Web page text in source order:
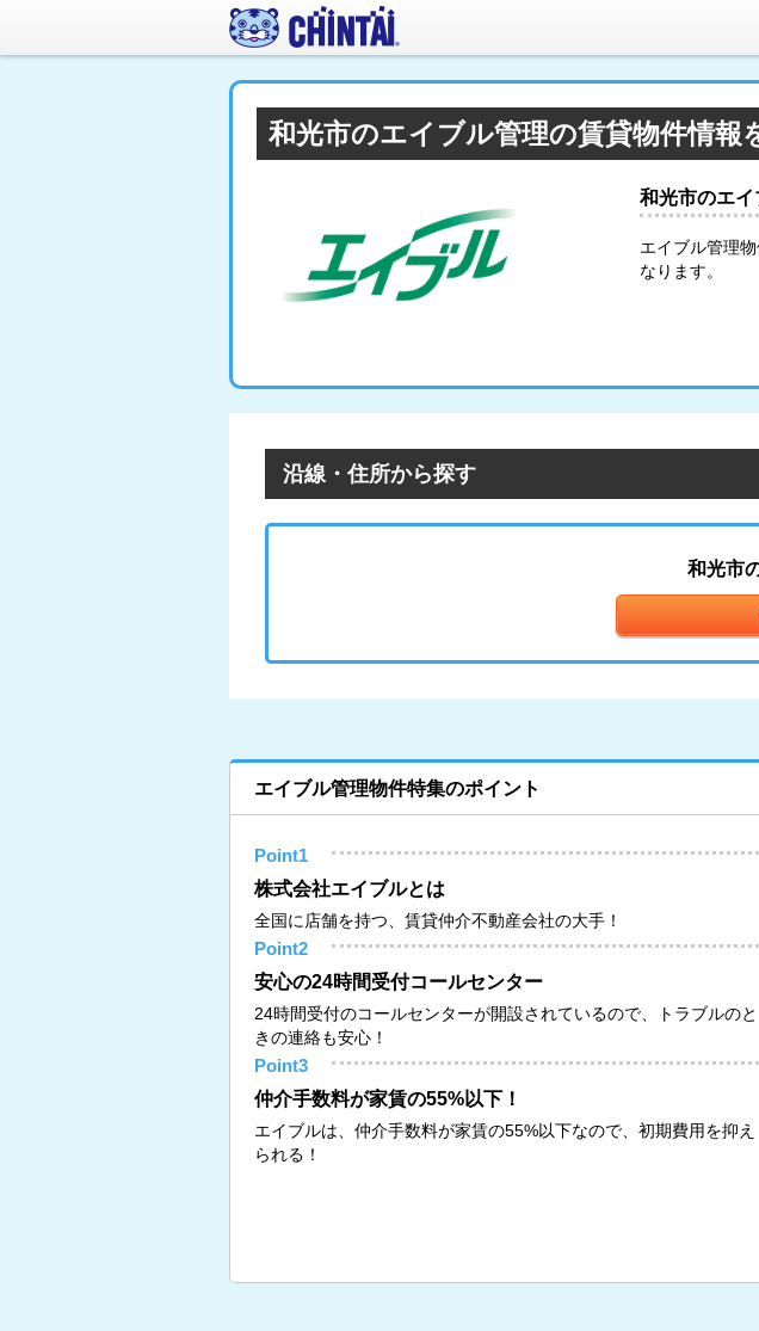
和光市のエイブル管理の賃貸物件情報
和光市のエイ
エイブル管理
なります。
沿線・住所から探す
和光市
エイブル管理物件特集のポイント
Point1
株式会社エイブルとは
全国に店舗を持つ、賃貸仲介不動産会社の大手！
Point2
安心の24時間受付コールセンター
24時間受付のコールセンターが開設されているので、トラブルのと
きの連絡も安心！
Point3
仲介手数料が家賃の55%以下！
エイブルは、仲介手数料が家賃の55%以下なので、初期費用を抑え
られる！